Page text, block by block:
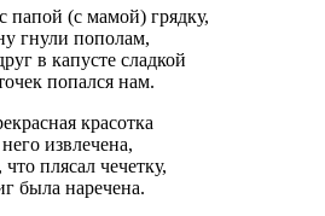
папой (с мамой) грядку,
гнули пополам,
в капусте сладкой
попался нам.
красотка
извлечена,
плясал чечетку,
была наречена.